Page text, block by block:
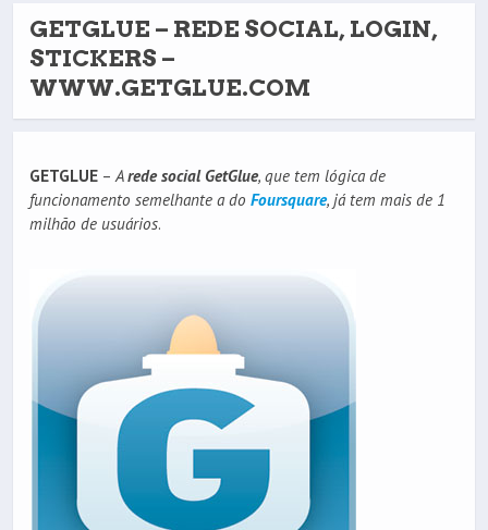
GETGLUE – REDE SOCIAL, LOGIN,
STICKERS –
WWW.GETGLUE.COM
GETGLUE –Arede social GetGlue, que tem lógica de
funcionamento semelhante a do Foursquare, já tem mais de 1
milhão de usuários.